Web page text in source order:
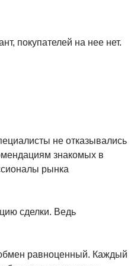
покупателей на нее нет.
не отказывались
знакомых в
рынка
сделки. Ведь
равноценный. Каждый